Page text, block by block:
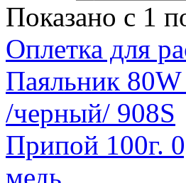
Показано с 1
Оплетка для
Паяльник 80W
/черный/ 908S
Припой 100г.
медь